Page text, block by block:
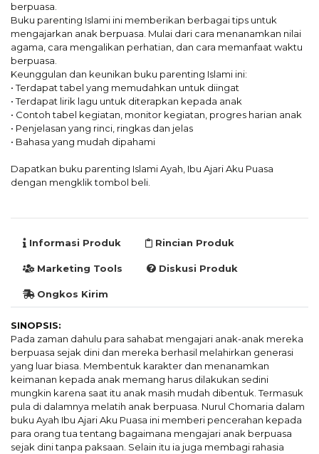
berpuasa.
Buku parenting Islami ini memberikan berbagai tips untuk
mengajarkan anak berpuasa. Mulai dari cara menanamkan nilai
agama, cara mengalikan perhatian, dan cara memanfaat waktu
berpuasa.
Keunggulan dan keunikan buku parenting Islami ini:
• Terdapat tabel yang memudahkan untuk diingat
• Terdapat lirik lagu untuk diterapkan kepada anak
• Contoh tabel kegiatan, monitor kegiatan, progres harian anak
• Penjelasan yang rinci, ringkas dan jelas
• Bahasa yang mudah dipahami
Dapatkan buku parenting Islami Ayah, Ibu Ajari Aku Puasa
dengan mengklik tombol beli.
Informasi Produk Rincian Produk
Marketing Tools Diskusi Produk
Ongkos Kirim
SINOPSIS:
Pada zaman dahulu para sahabat mengajari anak-anak mereka
berpuasa sejak dini dan mereka berhasil melahirkan generasi
yang luar biasa. Membentuk karakter dan menanamkan
keimanan kepada anak memang harus dilakukan sedini
mungkin karena saat itu anak masih mudah dibentuk. Termasuk
pula di dalamnya melatih anak berpuasa. Nurul Chomaria dalam
buku Ayah Ibu Ajari Aku Puasa ini memberi pencerahan kepada
para orang tua tentang bagaimana mengajari anak berpuasa
sejak dini tanpa paksaan. Selain itu ia juga membagi rahasia